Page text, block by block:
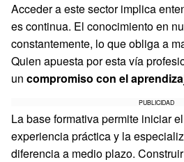
Acceder a este sector implica
es continua. El conocimiento en
constantemente, lo que obliga a
Quien apuesta por esta vía
un compromiso con el
PUBLICIDAD
La base formativa permite iniciar
experiencia práctica y la
diferencia a medio plazo.